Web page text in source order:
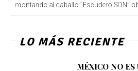
montando al caballo “Escudero SDN”
LO MÁS RECIENTE
MÉXICO NO ES